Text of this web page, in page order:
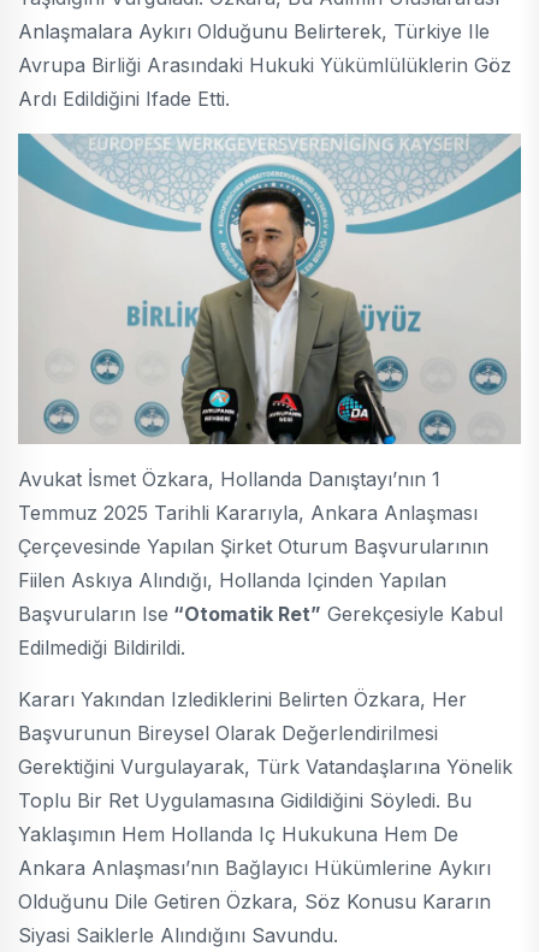
Anlaşmalara Aykırı Olduğunu Belirterek, Türkiye Ile
Avrupa Birliği Arasındaki Hukuki Yükümlülüklerin Göz
Ardı Edildiğini Ifade Etti.
Avukat İsmet Özkara, Hollanda Danıştayı’nın 1
Temmuz 2025 Tarihli Kararıyla, Ankara Anlaşması
Çerçevesinde Yapılan Şirket Oturum Başvurularının
Fiilen Askıya Alındığı, Hollanda Içinden Yapılan
Başvuruların Ise “otomatik Ret” Gerekçesiyle Kabul
Edilmediği Bildirildi.
Kararı Yakından Izlediklerini Belirten Özkara, Her
Başvurunun Bireysel Olarak Değerlendirilmesi
Gerektiğini Vurgulayarak, Türk Vatandaşlarına Yönelik
Toplu Bir Ret Uygulamasına Gidildiğini Söyledi. Bu
Yaklaşımın Hem Hollanda Iç Hukukuna Hem De
Ankara Anlaşması’nın Bağlayıcı Hükümlerine Aykırı
Olduğunu Dile Getiren Özkara, Söz Konusu Kararın
Siyasi Saiklerle Alındığını Savundu.